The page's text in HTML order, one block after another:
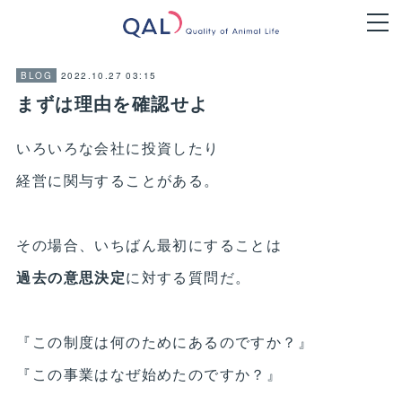
BLOG 2022.10.27 03:15
まずは理由を確認せよ
いろいろな会社に投資したり
経営に関与することがある。
その場合、いちばん最初にすることは
過去の意思決定に対する質問だ。
『この制度は何のためにあるのですか？』
『この事業はなぜ始めたのですか？』